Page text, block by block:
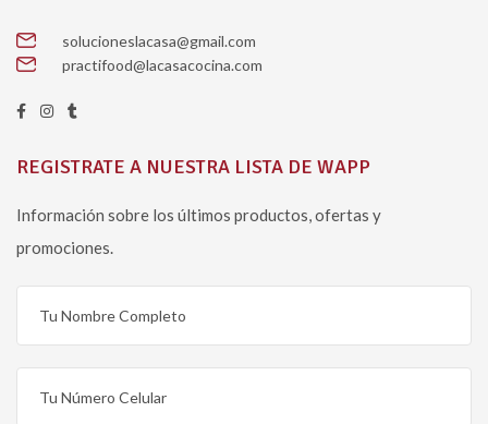
solucioneslacasa@gmail.com
practifood@lacasacocina.com
REGISTRATE A NUESTRA LISTA DE WAPP
Información sobre los últimos productos, ofertas y
promociones.